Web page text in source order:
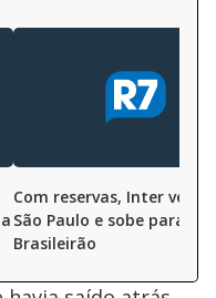
Com reservas, Inter vence
São Paulo e sobe para 5º
Brasileirão